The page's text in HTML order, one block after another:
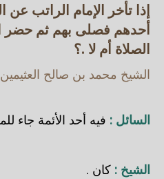
إذا تأخر الإمام الراتب عن
أحدهم فصلى بهم ثم حضر
الصلاة أم لا .؟
الشيخ محمد بن صالح العثيمين
السائل : فيه أحد الأئمة جاء
الشيخ : كان .